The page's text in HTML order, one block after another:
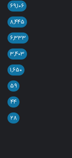
۶۹,۱۰۶
۸,۴۴۵
۶,۳۳۳
۳,۴۰۳
۱,۶۵۰
۵۹
۴۴
۲۸